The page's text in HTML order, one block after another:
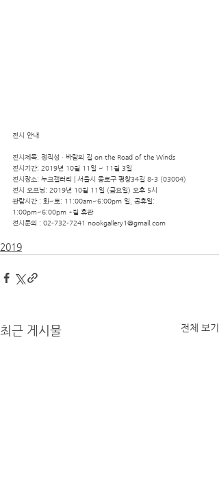
전시 안내
전시제목: 정직성ㆍ바람의 길 on the Road of the Winds
전시기간: 2019년 10월 11일 ~ 11월 3일
전시장소: 누크갤러리 | 서울시 종로구 평창34길 8-3 (03004)
전시 오프닝: 2019년 10월 11일 (금요일) 오후 5시
관람시간 : 화~토: 11:00am~6:00pm 일, 공휴일:
1:00pm~6:00pm *월 휴관
전시문의 : 02-732-7241 nookgallery1@gmail.com
2019
최근 게시물 전체 보기